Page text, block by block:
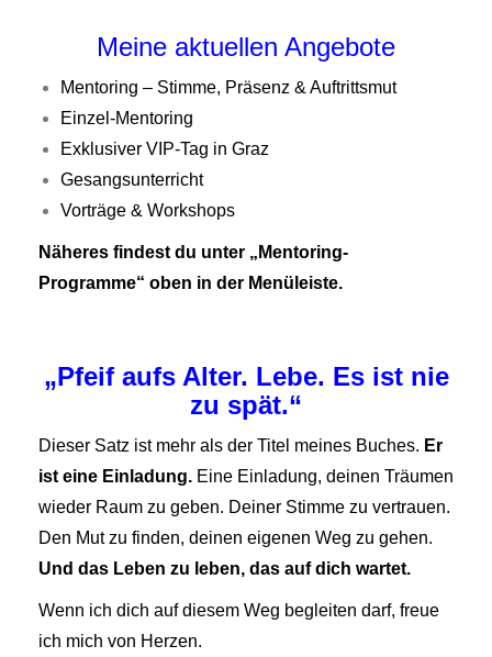
Meine aktuellen Angebote
Mentoring – Stimme, Präsenz & Auftrittsmut
Einzel-Mentoring
Exklusiver VIP-Tag in Graz
Gesangsunterricht
Vorträge & Workshops
Näheres findest du unter „Mentoring-
Programme“ oben in der Menüleiste.
„Pfeif aufs Alter. Lebe. Es ist nie
zu spät.“
Dieser Satz ist mehr als der Titel meines Buches. Er
ist eine Einladung. Eine Einladung, deinen Träumen
wieder Raum zu geben. Deiner Stimme zu vertrauen.
Den Mut zu finden, deinen eigenen Weg zu gehen.
Und das Leben zu leben, das auf dich wartet.
Wenn ich dich auf diesem Weg begleiten darf, freue
ich mich von Herzen.